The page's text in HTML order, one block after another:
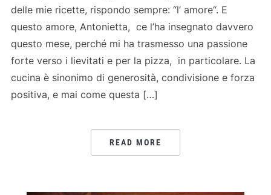
delle mie ricette, rispondo sempre: “l’ amore“. E
questo amore, Antonietta, ce l’ha insegnato davvero
questo mese, perché mi ha trasmesso una passione
forte verso i lievitati e per la pizza, in particolare. La
cucina è sinonimo di generosità, condivisione e forza
positiva, e mai come questa […]
READ MORE